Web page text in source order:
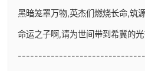
黑暗笼罩万物,英杰们燃烧长命,筑
命运之子啊,请为世间带到希冀的光